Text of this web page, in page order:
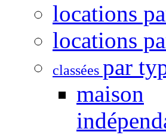
locations
locations
classées par
maison